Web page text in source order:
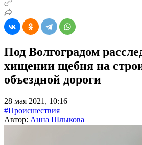
Под Волгоградом
хищении щебня на
объездной дороги
28 мая 2021, 10:16
#Происшествия
Автор: Анна Шлыкова